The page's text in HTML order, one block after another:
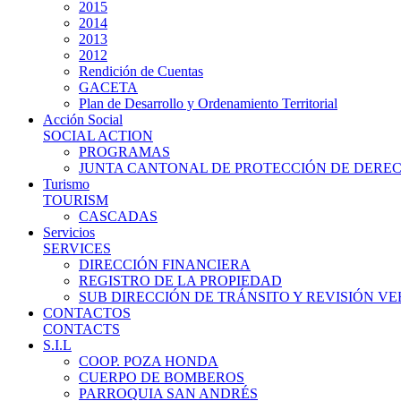
2015
2014
2013
2012
Rendición de Cuentas
GACETA
Plan de Desarrollo y Ordenamiento Territorial
Acción Social
SOCIAL ACTION
PROGRAMAS
JUNTA CANTONAL DE PROTECCIÓN DE
Turismo
TOURISM
CASCADAS
Servicios
SERVICES
DIRECCIÓN FINANCIERA
REGISTRO DE LA PROPIEDAD
SUB DIRECCIÓN DE TRÁNSITO Y REVISIÓN
CONTACTOS
CONTACTS
S.I.L
COOP. POZA HONDA
CUERPO DE BOMBEROS
PARROQUIA SAN ANDRÉS